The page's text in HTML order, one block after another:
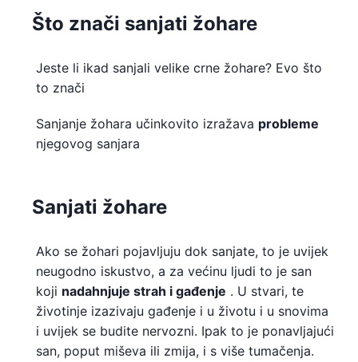
Što znači sanjati žohare
Jeste li ikad sanjali velike crne žohare? Evo što
to znači
Sanjanje žohara učinkovito izražava probleme
njegovog sanjara
Sanjati žohare
Ako se žohari pojavljuju dok sanjate, to je uvijek
neugodno iskustvo, a za većinu ljudi to je san
koji nadahnjuje strah i gađenje . U stvari, te
životinje izazivaju gađenje i u životu i u snovima
i uvijek se budite nervozni. Ipak to je ponavljajući
san, poput miševa ili zmija, i s više tumačenja.